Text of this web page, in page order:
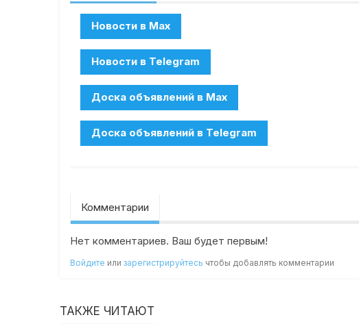
Комментарии
Нет комментариев. Ваш будет первым!
Войдите илизарегистрируйтесь чтобы добавлять комментарии
ТАКЖЕ ЧИТАЮТ